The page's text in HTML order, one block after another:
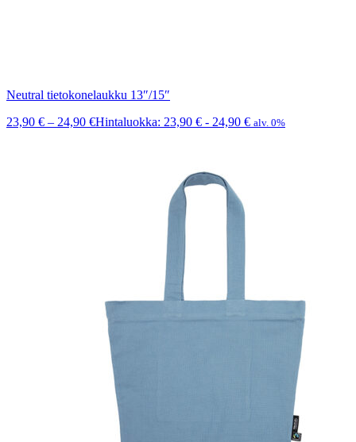
Neutral tietokonelaukku 13″/15″
23,90 € – 24,90 €Hintaluokka: 23,90 € - 24,90 € alv. 0%